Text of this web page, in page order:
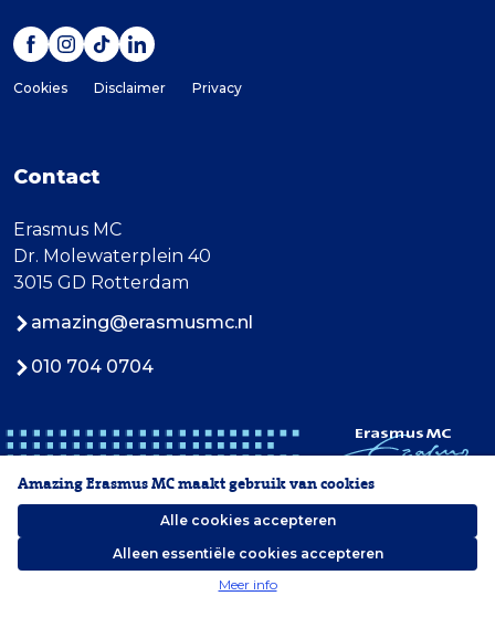
Cookies Disclaimer Privacy
Contact
Erasmus MC
Dr. Molewaterplein 40
3015 GD Rotterdam
amazing@erasmusmc.nl
010 704 0704
2026 Erasmus MC
Amazing Erasmus MC maakt gebruik van cookies
Alle cookies accepteren
Alleen essentiële cookies accepteren
Meer info